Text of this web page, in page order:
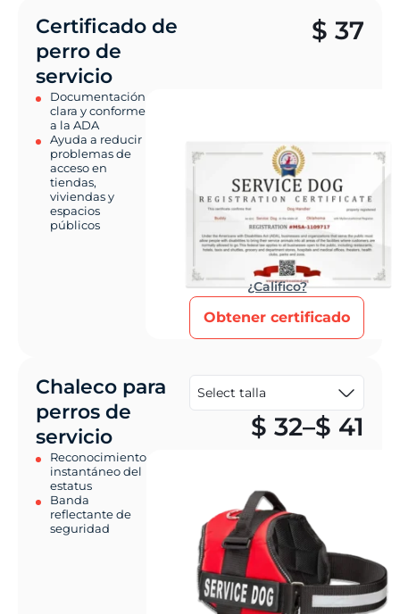
Certificado de
perro de
servicio
Documentación
clara y conforme
a la ADA
Ayuda a reducir
problemas de
acceso en
tiendas,
viviendas y
espacios
públicos
$ 37
¿Califico?
Obtener certificado
Chaleco para
perros de
servicio
Reconocimiento
instantáneo del
estatus
Banda
reflectante de
seguridad
$ 32–$ 41